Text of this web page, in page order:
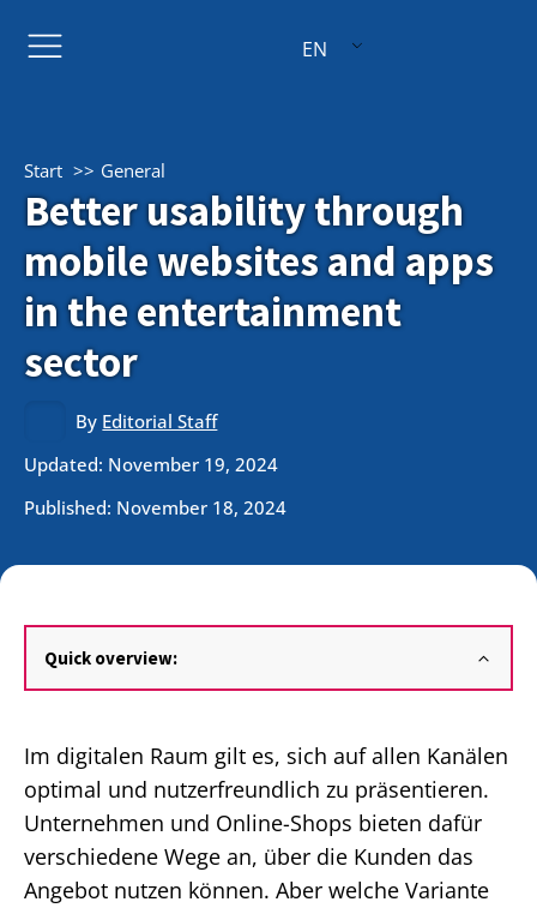
EN
Start General
Better usability through
mobile websites and apps
in the entertainment
sector
By Editorial Staff
Updated: November 19, 2024
Published: November 18, 2024
Quick overview:
Im digitalen Raum gilt es, sich auf allen Kanälen
optimal und nutzerfreundlich zu präsentieren.
Unternehmen und Online-Shops bieten dafür
verschiedene Wege an, über die Kunden das
Angebot nutzen können. Aber welche Variante